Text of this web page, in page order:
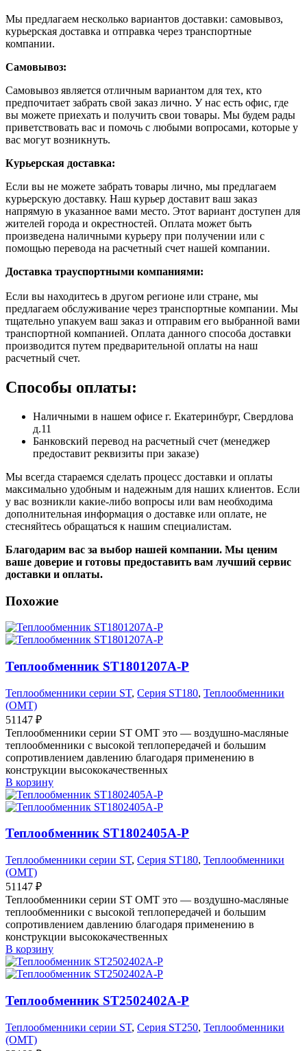
Мы предлагаем несколько вариантов доставки: самовывоз,
курьерская доставка и отправка через транспортные
компании.
Самовывоз:
Самовывоз является отличным вариантом для тех, кто
предпочитает забрать свой заказ лично. У нас есть офис, где
вы можете приехать и получить свои товары. Мы будем рады
приветствовать вас и помочь с любыми вопросами, которые у
вас могут возникнуть.
Курьерская доставка:
Если вы не можете забрать товары лично, мы предлагаем
курьерскую доставку. Наш курьер доставит ваш заказ
напрямую в указанное вами место. Этот вариант доступен для
жителей города и окрестностей. Оплата может быть
произведена наличными курьеру при получении или с
помощью перевода на расчетный счет нашей компании.
Доставка траyспортными компаниями:
Если вы находитесь в другом регионе или стране, мы
предлагаем обслуживание через транспортные компании. Мы
тщательно упакуем ваш заказ и отправим его выбранной вами
транспортной компанией. Оплата данного способа доставки
производится путем предварительной оплаты на наш
расчетный счет.
Способы оплаты:
Наличными в нашем офисе г. Екатеринбург, Свердлова
д.11
Банковский перевод на расчетный счет (менеджер
предоставит реквизиты при заказе)
Мы всегда стараемся сделать процесс доставки и оплаты
максимально удобным и надежным для наших клиентов. Если
у вас возникли какие-либо вопросы или вам необходима
дополнительная информация о доставке или оплате, не
стесняйтесь обращаться к нашим специалистам.
Благодарим вас за выбор нашей компании. Мы ценим
ваше доверие и готовы предоставить вам лучший сервис
доставки и оплаты.
Похожие
Теплообменник ST1801207A-P
Теплообменники серии ST, Серия ST180, Теплообменники
(OMT)
51147 ₽
Теплообменники серии ST OMT это — воздушно-масляные
теплообменники с высокой теплопередачей и большим
сопротивлением давлению благодаря применению в
конструкции высококачественных
В корзину
Теплообменник ST1802405A-P
Теплообменники серии ST, Серия ST180, Теплообменники
(OMT)
51147 ₽
Теплообменники серии ST OMT это — воздушно-масляные
теплообменники с высокой теплопередачей и большим
сопротивлением давлению благодаря применению в
конструкции высококачественных
В корзину
Теплообменник ST2502402A-P
Теплообменники серии ST, Серия ST250, Теплообменники
(OMT)